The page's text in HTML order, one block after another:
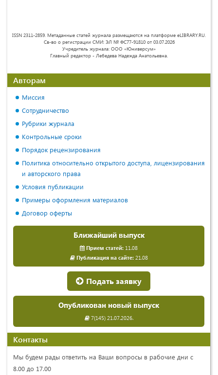
ISSN 2311-2859. Метаданные статей журнала размещаются на платформе eLIBRARY.RU.
Св-во о регистрации СМИ: ЭЛ № ФС77-91810 от 03.07.2026
Учредитель журнала: ООО «Юниверсум»
Главный редактор - Лебедева Надежда Анатольевна.
Авторам
Миссия
Сотрудничество
Рубрики журнала
Контрольные сроки
Порядок рецензирования
Политика относительно открытого доступа, лицензирования
и авторского права
Условия публикации
Примеры оформления материалов
Договор оферты
Ближайший выпуск
Прием статей: 11.08
Публикация на сайте:21.08
Подать заявку
Опубликован новый выпуск
7(145) 21.07.2026.
Контакты
Мы будем рады ответить на Ваши вопросы в рабочие дни с
8.00 до 17.00